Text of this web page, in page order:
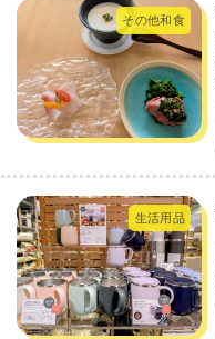
その他和食
生活用品